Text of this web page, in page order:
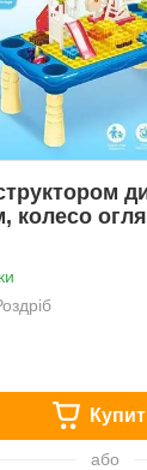
колесо
або